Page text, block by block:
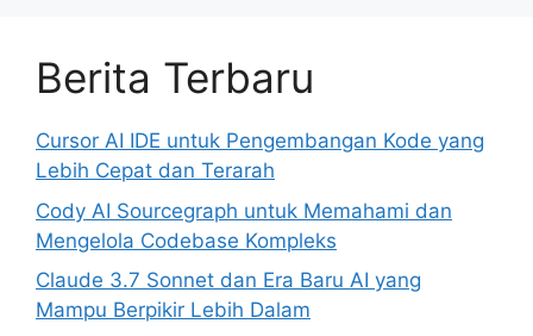
Berita Terbaru
Cursor AI IDE untuk Pengembangan Kode yang
Lebih Cepat dan Terarah
Cody AI Sourcegraph untuk Memahami dan
Mengelola Codebase Kompleks
Claude 3.7 Sonnet dan Era Baru AI yang
Mampu Berpikir Lebih Dalam